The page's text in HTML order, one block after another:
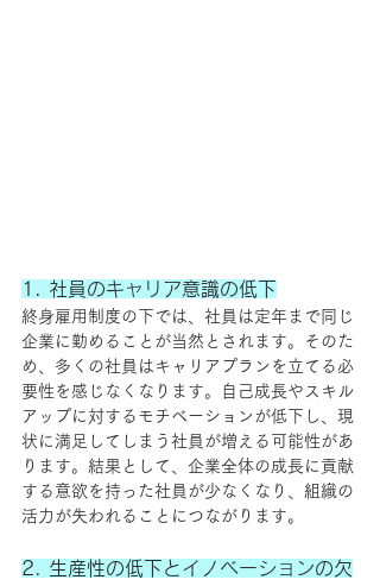
1. 社員のキャリア意識の低下
終身雇用制度の下では、社員は定年まで同じ
企業に勤めることが当然とされます。そのた
め、多くの社員はキャリアプランを立てる必
要性を感じなくなります。自己成長やスキル
アップに対するモチベーションが低下し、現
状に満足してしまう社員が増える可能性があ
ります。結果として、企業全体の成長に貢献
する意欲を持った社員が少なくなり、組織の
活力が失われることにつながります。
2. 生産性の低下とイノベーションの欠